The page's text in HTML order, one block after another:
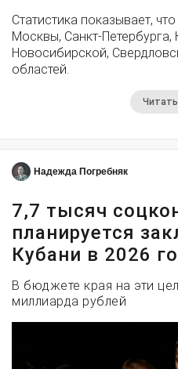
Статистика показывает,
Москвы, Санкт-Петербурга,
Новосибирской,
областей.
Надежда Погребняк
7,7 тысяч
планируется
Кубани в 2026
В бюджете края на эти
миллиарда рублей